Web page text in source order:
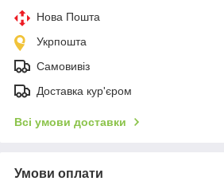
Нова Пошта
Укрпошта
Самовивіз
Доставка кур'єром
Всі умови доставки
Умови оплати